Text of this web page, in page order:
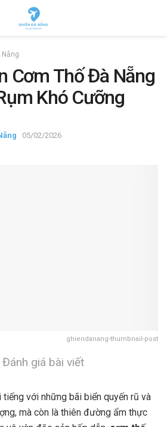
Cơm Thố Đà Nẵng
Khó Cưỡng
05/02/2026
ghiendanang-thumbnail-post
Đánh giá bài viết
với những bãi biển quyến rũ và
mà còn là thiên đường ẩm thực